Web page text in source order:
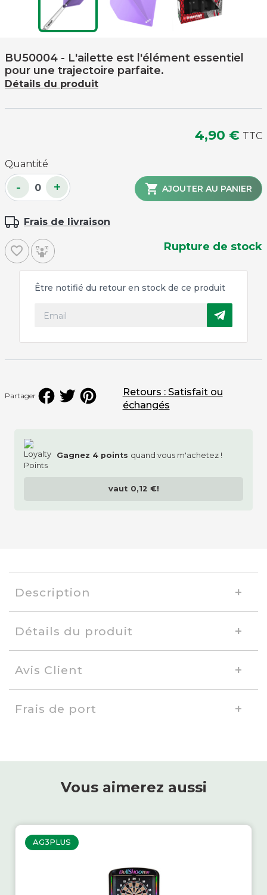
BU50004 - L'ailette est l'élément essentiel
pour une trajectoire parfaite.
Détails du produit
4,90 € TTC
Quantité
- +  AJOUTER AU PANIER
Frais de livraison
favorite_border Rupture de stock
Être notifié du retour en stock de ce produit
Partager
Gagnez 4 points quand vous m'achetez !
vaut 0,12 €!
Retours : Satisfait ou
échangés
Description
Détails du produit
Avis Client
Frais de port
Vous aimerez aussi
AG3PLUS